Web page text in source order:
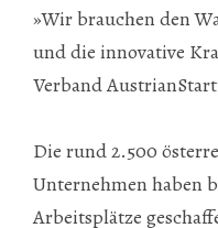
»Wir brauchen den
und die innovative
Verband
Die rund 2.500
Unternehmen haben
Arbeitsplätze